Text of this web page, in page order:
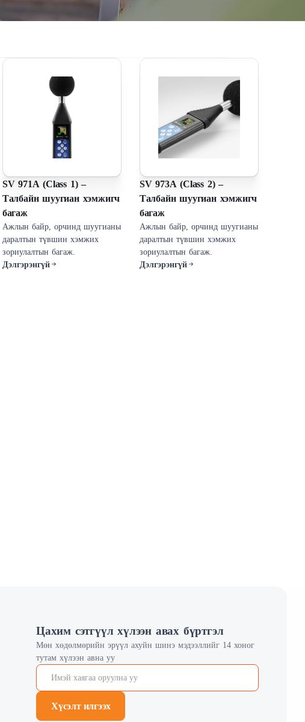
SV 971A (Class 1) –
Талбайн шуугиан хэмжигч
багаж
Ажлын байр, орчинд шуугианы
даралтын түвшин хэмжих
зориулалтын багаж.
Дэлгэрэнгүй
SV 973A (Class 2) –
Талбайн шуугиан хэмжигч
багаж
Ажлын байр, орчинд шуугианы
даралтын түвшин хэмжих
зориулалтын багаж.
Дэлгэрэнгүй
Цахим сэтгүүл хүлээн авах бүртгэл
Мөн хөдөлмөрийн эрүүл ахуйн шинэ мэдээллийг 14 хоног
тутам хүлээн авна уу
Хүсэлт илгээх